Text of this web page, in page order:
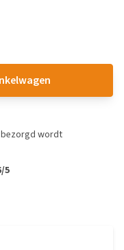
wordt
5